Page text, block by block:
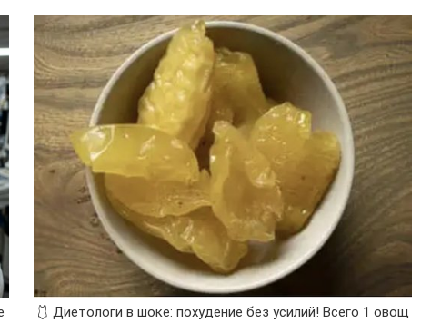
🩱 Диетологи в шоке: похудение без усилий! Всего 1 овощ